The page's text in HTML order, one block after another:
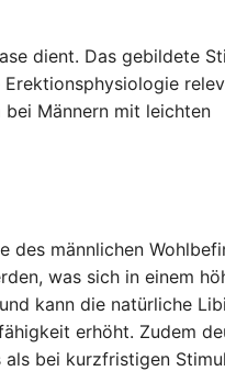
dient. Das gebildete
Männern mit leichten
männlichen
was sich in einem
kann die natürliche
erhöht. Zudem
bei kurzfristigen